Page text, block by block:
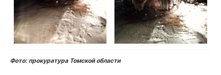
Фото: прокуратура Томской области